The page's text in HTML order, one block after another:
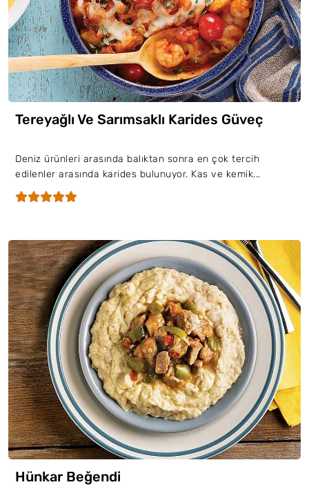
Tereyağlı Ve Sarımsaklı Karides Güveç
Deniz ürünleri arasında balıktan sonra en çok tercih
edilenler arasında karides bulunuyor. Kas ve kemik...
Hünkar Beğendi